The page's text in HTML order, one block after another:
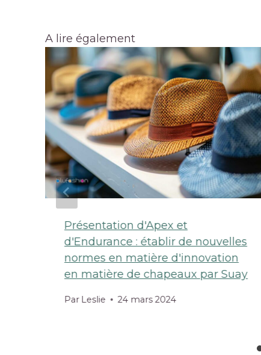
A lire également
Présentation d'Apex et
d'Endurance : établir de nouvelles
normes en matière d'innovation
en matière de chapeaux par Suay
Par Leslie 24 mars 2024